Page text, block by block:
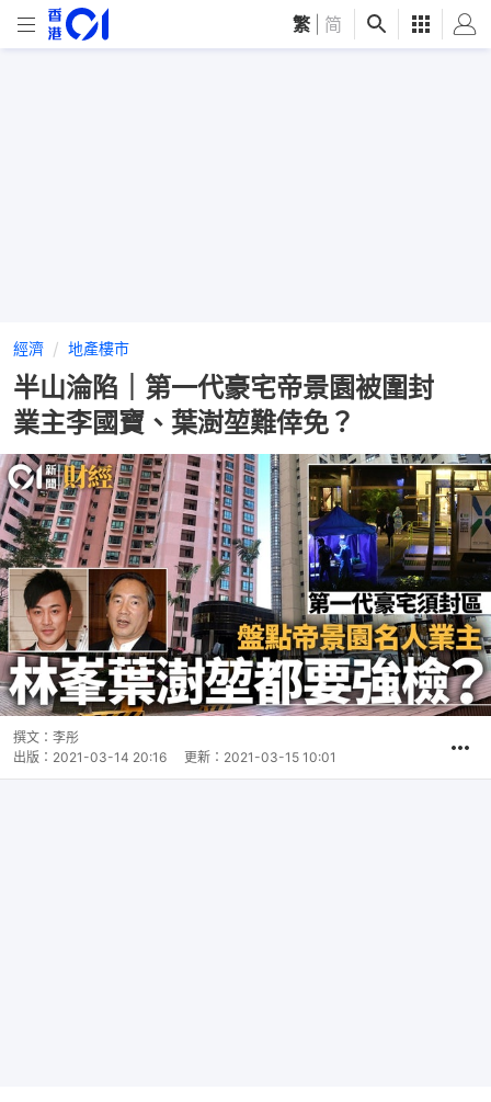
繁 简
經濟 地產樓市
半山淪陷｜第一代豪宅帝景園被圍封
業主李國寶、葉澍堃難倖免？
撰文： 李彤
出版： 2021-03-14 20:16 更新： 2021-03-15 10:01